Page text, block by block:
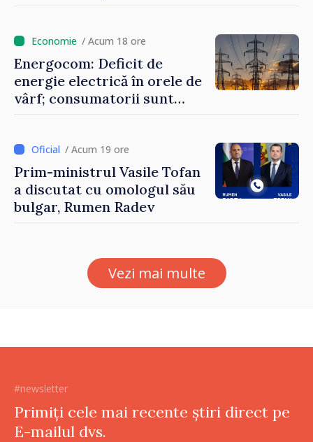
/ Acum 18 ore
Energocom: Deficit de
energie electrică în orele de
vârf; consumatorii sunt
/ Acum 19 ore
Prim-ministrul Vasile Tofan
a discutat cu omologul său
bulgar, Rumen Radev
Vezi mai multe
#newsletter
Primiți cele mai recente știri direct pe
E-mailul dvs.